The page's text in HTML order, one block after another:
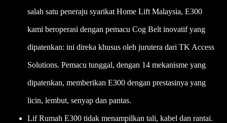
salah satu peneraju syarikat Home Lift Malaysia, E300
kami beroperasi dengan pemacu Cog Belt inovatif yang
dipatenkan: ini direka khusus oleh jurutera dari TK Access
Solutions. Pemacu tunggal, dengan 14 mekanisme yang
dipatenkan, memberikan E300 dengan prestasinya yang
licin, lembut, senyap dan pantas.
Lif Rumah E300 tidak menampilkan tali, kabel dan rantai.